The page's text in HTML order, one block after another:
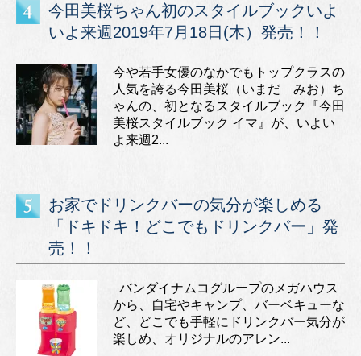
今田美桜ちゃん初のスタイルブックいよ
いよ来週2019年7月18日(木）発売！！
今や若手女優のなかでもトップクラスの
人気を誇る今田美桜（いまだ みお）ち
ゃんの、初となるスタイルブック『今田
美桜スタイルブック イマ』が、いよい
よ来週2...
お家でドリンクバーの気分が楽しめる
「ドキドキ！どこでもドリンクバー」発
売！！
バンダイナムコグループのメガハウス
から、自宅やキャンプ、バーベキューな
ど、どこでも手軽にドリンクバー気分が
楽しめ、オリジナルのアレン...